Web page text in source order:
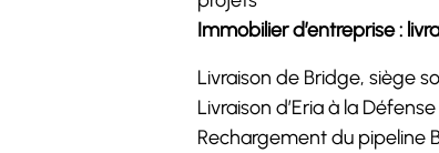
Immobilier d’entreprise :
Livraison de Bridge, siège
Livraison d’Eria à la
Rechargement du pipeline